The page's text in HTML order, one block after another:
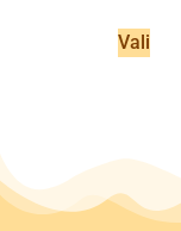
Vali